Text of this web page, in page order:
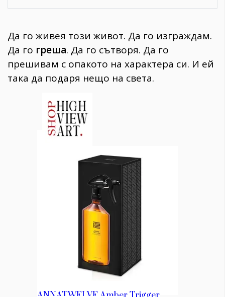
Да го живея този живот. Да го изграждам.
Да го греша. Да го сътворя. Да го
прешивам с опакото на характера си. И ей
така да подаря нещо на света.